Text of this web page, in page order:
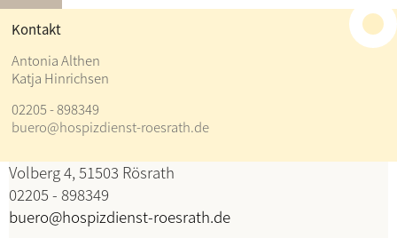
Kontakt
Antonia Althen
Katja Hinrichsen
02205 - 898349
buero@hospizdienst-roesrath.de
Kontakt
Antonia Althen
Katja Hinrichsen
Volberg 4, 51503 Rösrath
02205 - 898349
buero@hospizdienst-roesrath.de
≡